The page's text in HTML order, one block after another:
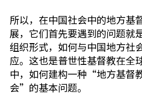
所以，在中国社会中的地方基
展，它们首先要遇到的问题就
组织形式，如何与中国地方社
应。这也是普世性基督教在全
中，如何建构一种“地方基
会”的基本问题。